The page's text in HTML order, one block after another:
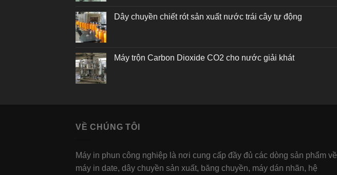
Dây chuyền chiết rót sản xuất nước trái cây tự động
Máy trộn Carbon Dioxide CO2 cho nước giải khát
VỀ CHÚNG TÔI
Máy in phun công nghiệp là nơi cung cấp đầy đủ các dòng sản phẩm về
máy in date, dây chuyền sản xuất, băng chuyền, máy dán nhãn, hệ